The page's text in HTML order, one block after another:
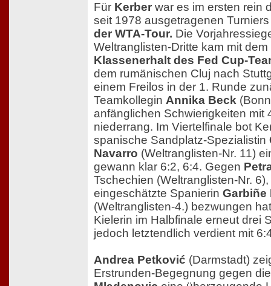
Für Kerber war es im ersten rein
seit 1978 ausgetragenen
der WTA-Tour. Die
Weltranglisten-Dritte kam mit
Klassenerhalt des Fed Cup-
dem rumänischen Cluj nach
einem Freilos in der 1. Runde
Teamkollegin Annika Beck
anfänglichen Schwierigkeiten mit
niederrang. Im Viertelfinale bot
spanische Sandplatz-Spezialistin
Navarro (Weltranglisten-Nr. 11)
gewann klar 6:2, 6:4. Gegen
Tschechien (Weltranglisten-Nr.
eingeschätzte Spanierin Garbiñe
(Weltranglisten-4.) bezwungen
Kielerin im Halbfinale erneut drei
jedoch letztendlich verdient mit
Andrea Petković (Darmstadt)
Erstrunden-Begegnung gegen